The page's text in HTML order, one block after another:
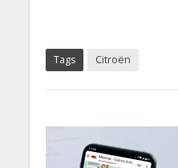
Tags Citroën